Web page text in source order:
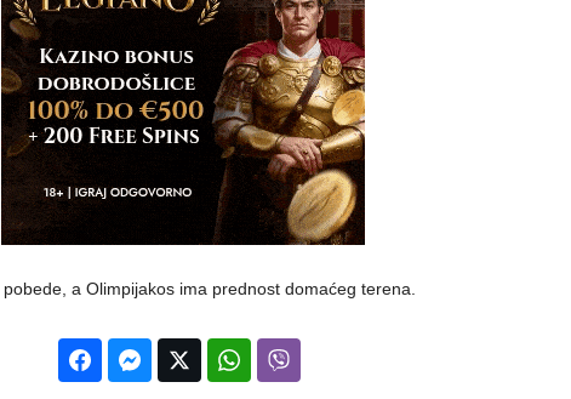
a Olimpijakos ima prednost domaćeg terena.